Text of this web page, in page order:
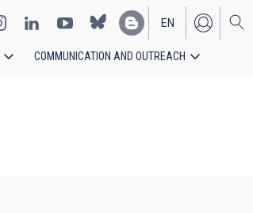
EN
ES
COMMUNICATION AND OUTREACH